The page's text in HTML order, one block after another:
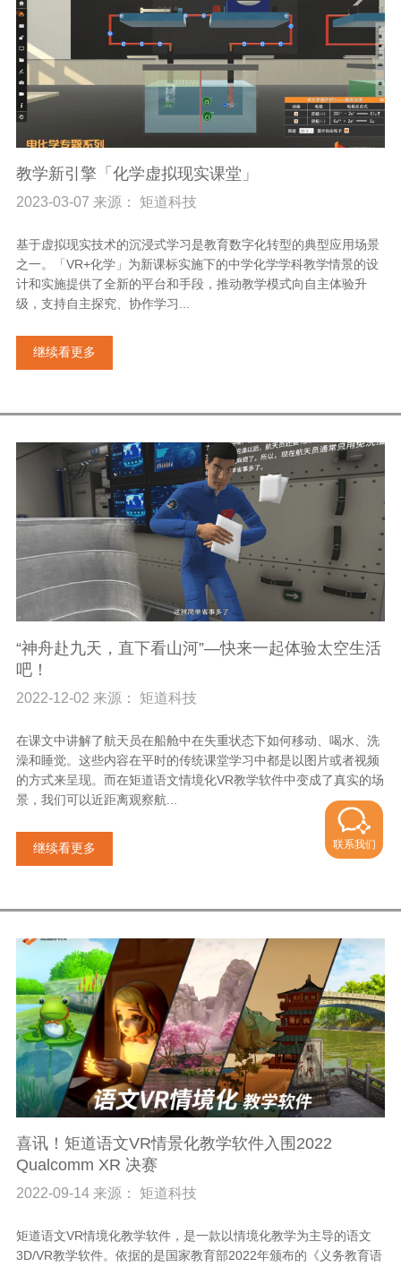
教学新引擎「化学虚拟现实课堂」
2023-03-07 来源： 矩道科技
基于虚拟现实技术的沉浸式学习是教育数字化转型的典型应用场景
之一。「VR+化学」为新课标实施下的中学化学学科教学情景的设
计和实施提供了全新的平台和手段，推动教学模式向自主体验升
级，支持自主探究、协作学习...
继续看更多
“神舟赴九天，直下看山河”—快来一起体验太空生活
吧！
2022-12-02 来源： 矩道科技
在课文中讲解了航天员在船舱中在失重状态下如何移动、喝水、洗
澡和睡觉。这些内容在平时的传统课堂学习中都是以图片或者视频
的方式来呈现。而在矩道语文情境化VR教学软件中变成了真实的场
景，我们可以近距离观察航...
继续看更多
喜讯！矩道语文VR情景化教学软件入围2022
Qualcomm XR 决赛
2022-09-14 来源： 矩道科技
矩道语文VR情境化教学软件，是一款以情境化教学为主导的语文
3D/VR教学软件。依据的是国家教育部2022年颁布的《义务教育语
联系我们